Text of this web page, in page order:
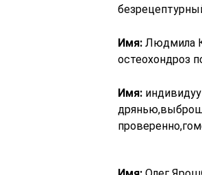
Имя: Людмила
остеохондроз
Имя: